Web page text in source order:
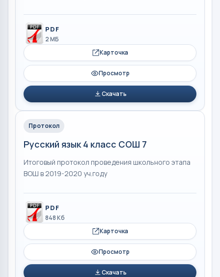
PDF
2 МБ
Карточка
Просмотр
Скачать
Протокол
Русский язык 4 класс СОШ 7
Итоговый протокол проведения школьного этапа
ВОШ в 2019-2020 уч.году
PDF
848 Кб
Карточка
Просмотр
Скачать